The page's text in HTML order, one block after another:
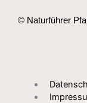
© Naturführer